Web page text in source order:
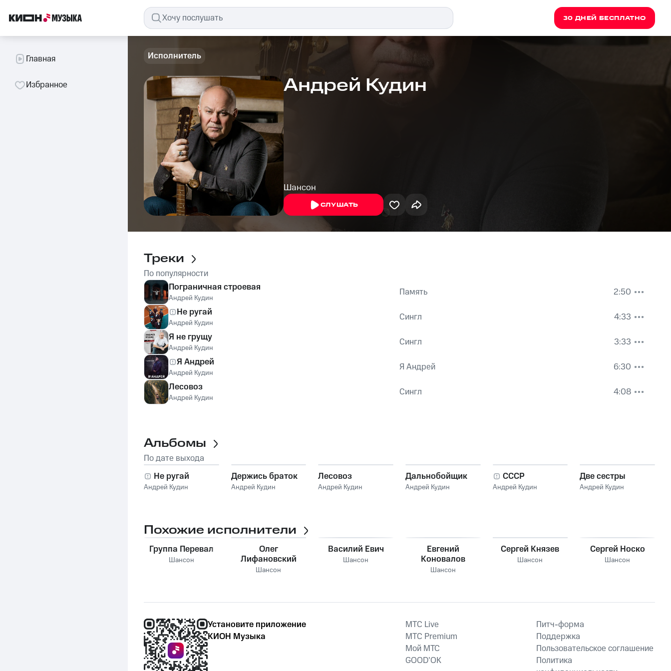
30 ДНЕЙ БЕСПЛАТНО
Главная
Избранное
Исполнитель
Андрей Кудин
Шансон
СЛУШАТЬ
Треки
По популярности
Пограничная строевая
Андрей Кудин Память
2:50
Не ругай
Андрей Кудин Сингл
4:33
Я не грущу
Андрей Кудин Сингл
3:33
Я Андрей
Андрей Кудин Я Андрей
6:30
Лесовоз
Андрей Кудин Сингл 4:08
Альбомы
По дате выхода
Не ругай
Андрей Кудин
Держись браток
Андрей Кудин
Лесовоз
Андрей Кудин
Дальнобойщик
Андрей Кудин
СССР
Андрей Кудин
Две сестры
Андрей Кудин
Похожие исполнители
Группа Перевал
Шансон
Олег
Лифановский
Шансон
Василий Евич
Шансон
Евгений
Коновалов
Шансон
Сергей Князев
Шансон
Сергей Носко
Шансон
Установите приложение
КИОН Музыка
MTС Live
MTС Premium
Мой МТС
GOOD’OK
Питч-форма
Поддержка
Пользовательское соглашение
Политика